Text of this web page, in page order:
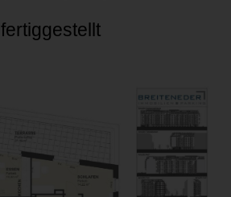
fertiggestellt